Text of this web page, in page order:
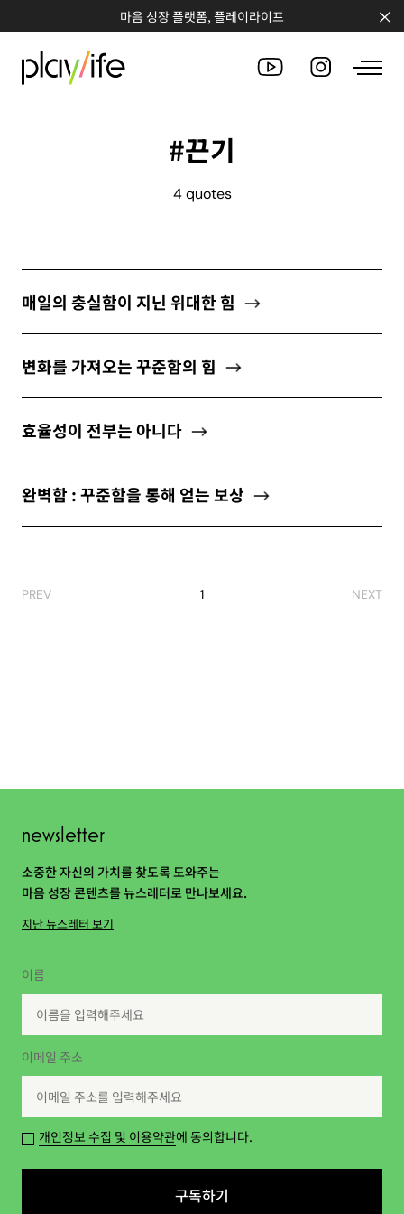
마음 성장 플랫폼, 플레이라이프
PEOPLE
QUOTE
COUNSELING
ABOUT
newsletter
마음 성장 콘텐츠를 뉴스레터로 만나보세요.
#끈기
4 quotes
매일의 충실함이 지닌 위대한 힘
변화를 가져오는 꾸준함의 힘
효율성이 전부는 아니다
완벽함 : 꾸준함을 통해 얻는 보상
PREV 1 NEXT
newsletter
소중한 자신의 가치를 찾도록 도와주는
마음 성장 콘텐츠를 뉴스레터로 만나보세요.
지난 뉴스레터 보기
이름
이메일 주소
개인정보 수집 및 이용약관에 동의합니다.
구독하기